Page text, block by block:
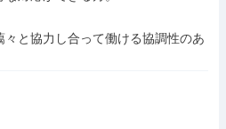
と協力し合って働ける協調性のあ